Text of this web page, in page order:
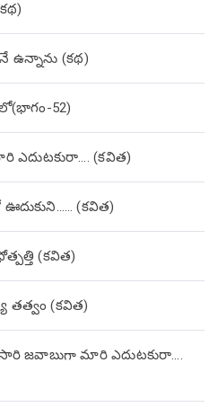
ఉన్నాను (క‌థ‌)
52)
ఎదుటకురా…. (కవిత)
(కవిత)
(కవిత)
తత్వం (కవిత)
జవాబుగా మారి ఎదుటకురా….